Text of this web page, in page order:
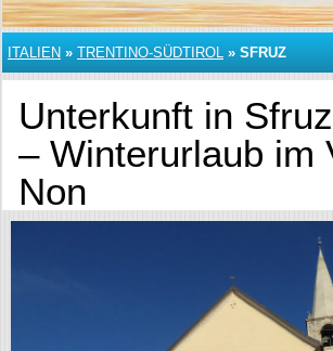
ITALIEN » TRENTINO-SÜDTIROL » SFRUZ
Unterkunft in
– Winterurlaub im
Non